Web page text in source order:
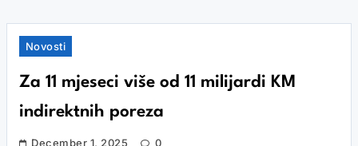
Novosti
Za 11 mjeseci više od 11 milijardi KM
indirektnih poreza
December 1, 2025 0